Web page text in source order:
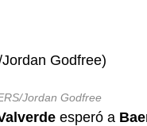
Jordan Godfree
esperó a